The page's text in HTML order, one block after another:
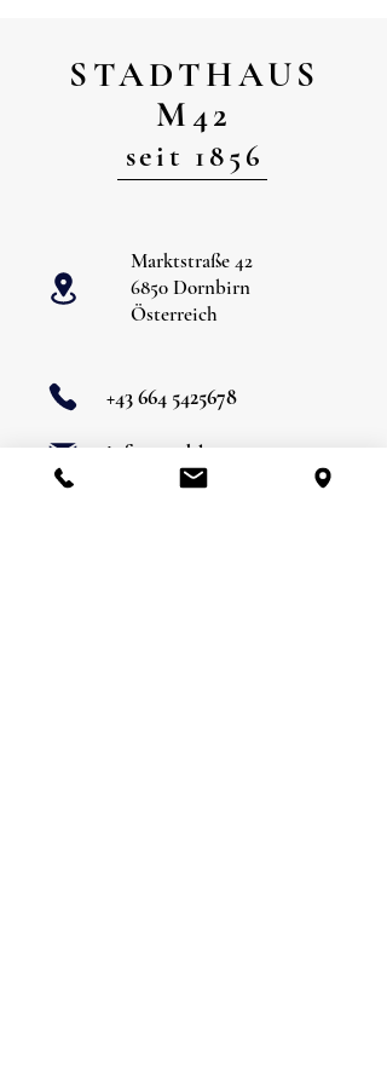
STADTHAUS
M42
seit 1856
Marktstraße 42
6850 Dornbirn
Österreich
+43 664 5425678
info@stadthausm42.at